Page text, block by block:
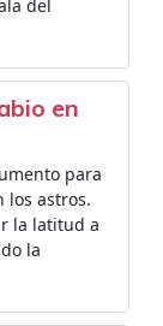
del
en
para
los astros.
la latitud a
la